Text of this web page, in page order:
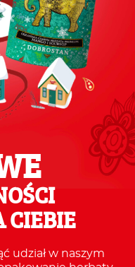
CIEBIE
udział w naszym